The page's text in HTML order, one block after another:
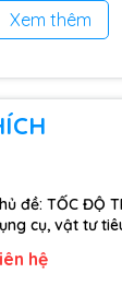
Xem thêm
đề: TỐC ĐỘ
cụ, vật tư
hệ